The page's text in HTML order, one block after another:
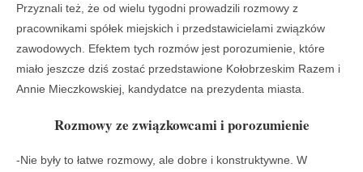
Przyznali też, że od wielu tygodni prowadzili rozmowy z
pracownikami spółek miejskich i przedstawicielami związków
zawodowych. Efektem tych rozmów jest porozumienie, które
miało jeszcze dziś zostać przedstawione Kołobrzeskim Razem i
Annie Mieczkowskiej, kandydatce na prezydenta miasta.
Rozmowy ze związkowcami i porozumienie
-Nie były to łatwe rozmowy, ale dobre i konstruktywne. W